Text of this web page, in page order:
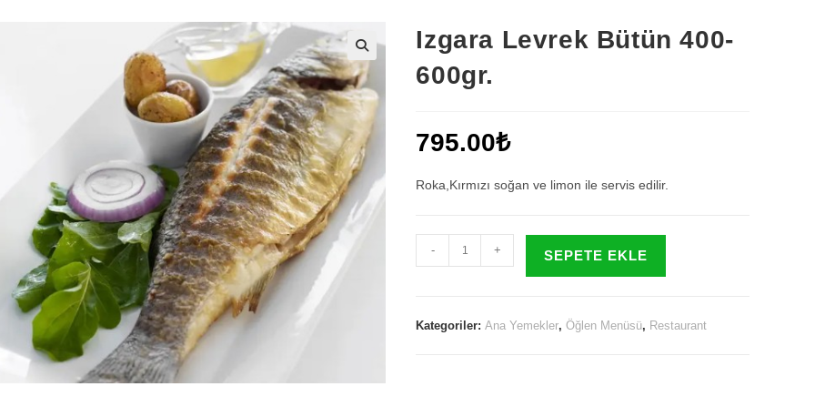
Izgara Levrek Bütün 400-
600gr.
795.00₺
Roka,Kırmızı soğan ve limon ile servis edilir.
Levrek
600gr.
- + SEPETE EKLE
Kategoriler:Ana Yemekler,Öğlen Menüsü, Restaurant